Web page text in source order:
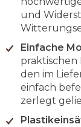
und
Einfache
praktischen
den im
einfach
zerlegt